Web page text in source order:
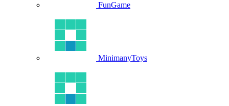
FunGame
MinimanyToys